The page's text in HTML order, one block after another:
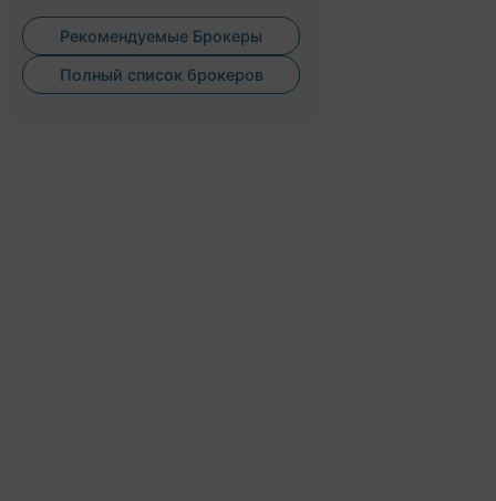
Рекомендуемые Брокеры
Полный список брокеров